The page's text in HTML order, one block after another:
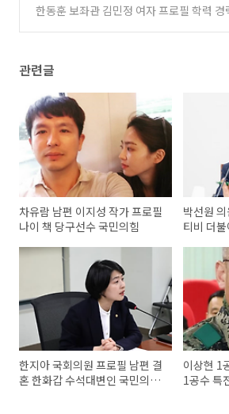
(0)
한동훈 보좌관 김민정 여자 프로필 학력 경
관련글
차유람 남편 이지성 작가 프로필
나이 책 당구선수 국민의힘
박선원
티비 더
한지아 국회의원 프로필 남편 결
혼 한화갑 수석대변인 국민의힘
이상현 1
1공수 특